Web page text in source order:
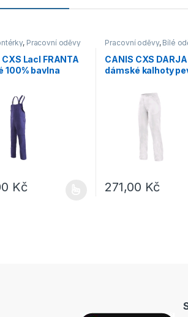
, Pracovní oděvy
CXS Lacl FRANTA
100% bavlna
Kč
má více variant. Možnosti lze vybrat na
Pracovní oděvy, Bílé
CANIS CXS DARJA
dámské kalhoty
271,00 Kč
Tento produkt má